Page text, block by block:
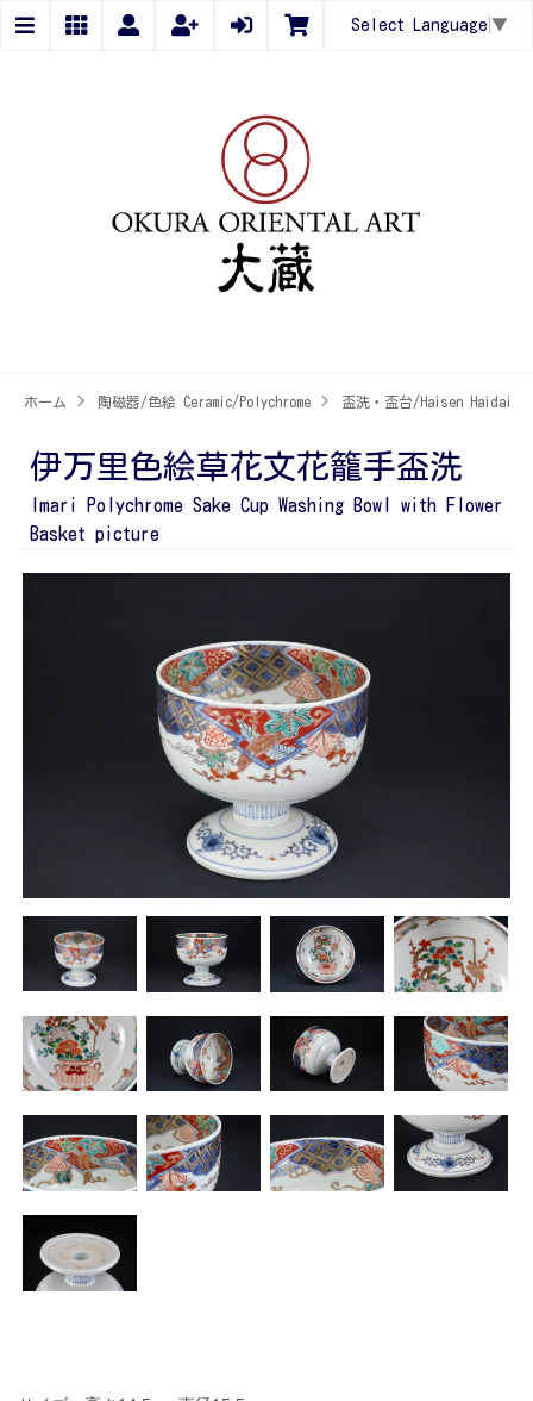
Select Language ▼
ホーム > 陶磁器/色絵 Ceramic/Polychrome > 盃洗・盃台/Haisen Haidai
伊万里色絵草花文花籠手盃洗
Imari Polychrome Sake Cup Washing Bowl with Flower
Basket picture